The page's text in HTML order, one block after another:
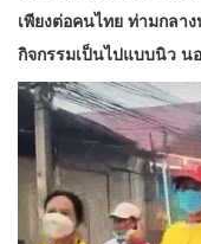
เพียงต่อคนไทย ท่ามกลา
กิจกรรมเป็นไปแบบนิว น